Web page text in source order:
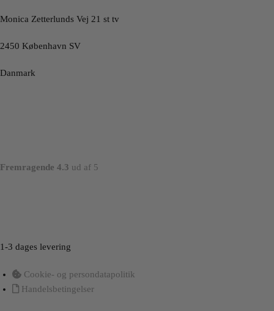
Monica Zetterlunds Vej 21 st tv
2450 København SV
Danmark
Fremragende 4.3 ud af 5
1-3 dages levering
Cookie- og persondatapolitik
Handelsbetingelser